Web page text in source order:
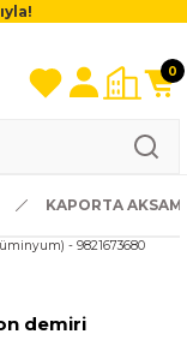
0
KAPORTA
demiri